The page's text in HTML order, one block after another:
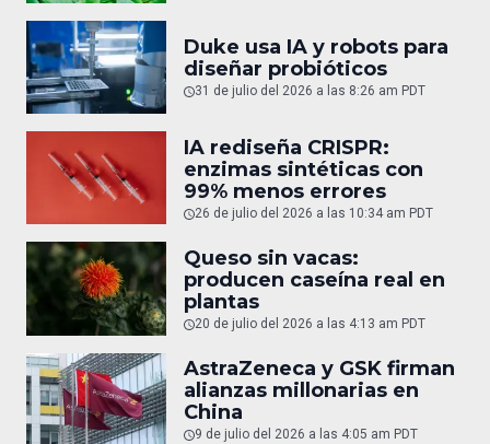
Duke usa IA y robots para
diseñar probióticos
31 de julio del 2026 a las 8:26 am PDT
IA rediseña CRISPR:
enzimas sintéticas con
99% menos errores
26 de julio del 2026 a las 10:34 am PDT
Queso sin vacas:
producen caseína real en
plantas
20 de julio del 2026 a las 4:13 am PDT
AstraZeneca y GSK firman
alianzas millonarias en
China
9 de julio del 2026 a las 4:05 am PDT